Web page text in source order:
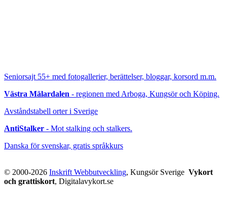
Seniorsajt 55+ med fotogallerier, berättelser, bloggar, korsord m.m.
Västra Mälardalen - regionen med Arboga, Kungsör och Köping.
Avståndstabell orter i Sverige
AntiStalker - Mot stalking och stalkers.
Danska för svenskar, gratis språkkurs
© 2000-2026 Inskrift Webbutveckling, Kungsör Sverige Vykort
och grattiskort, Digitalavykort.se